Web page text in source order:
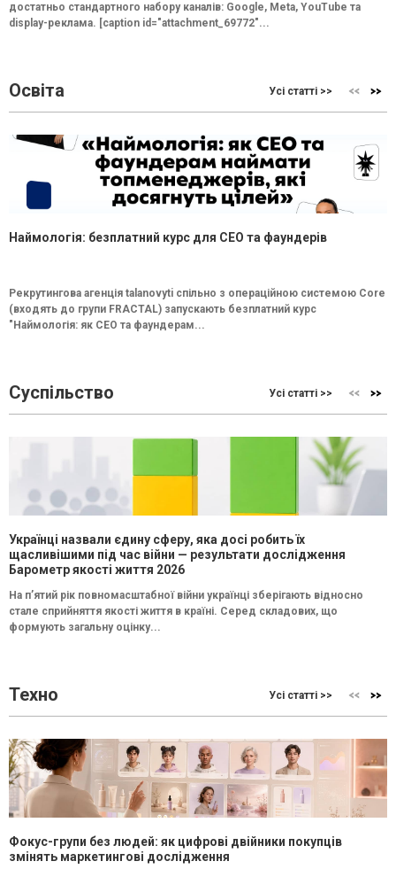
достатньо стандартного набору каналів: Google, Meta, YouTube та
display-реклама. [caption id="attachment_69772"...
Освіта Усі статті >>
Наймологія: безплатний курс для CEO та фаундерів
Рекрутингова агенція talanovyti спільно з операційною системою Core
(входять до групи FRACTAL) запускають безплатний курс
"Наймологія: як СEO та фаундерам...
Суспільство Усі статті >>
Українці назвали єдину сферу, яка досі робить їх
щасливішими під час війни — результати дослідження
Барометр якості життя 2026
На п’ятий рік повномасштабної війни українці зберігають відносно
стале сприйняття якості життя в країні. Серед складових, що
формують загальну оцінку...
Техно Усі статті >>
Фокус-групи без людей: як цифрові двійники покупців
змінять маркетингові дослідження